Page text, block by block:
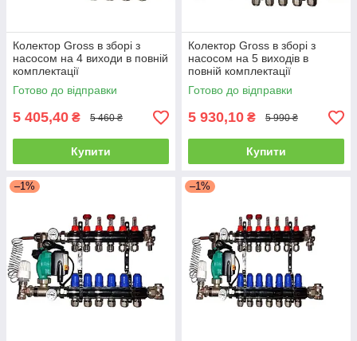
Колектор Gross в зборі з
насосом на 4 виходи в повній
комплектації
Готово до відправки
5 405,40 ₴ 5 460 ₴
Купити
Колектор Gross в зборі з
насосом на 5 виходів в
повній комплектації
Готово до відправки
5 930,10 ₴ 5 990 ₴
Купити
–1% –1%